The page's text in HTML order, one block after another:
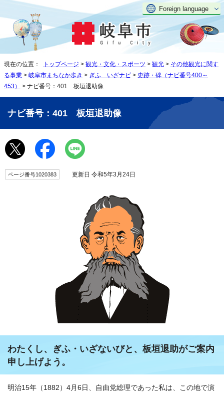
Foreign language
現在の位置： トップページ > 観光・文化・スポーツ > 観光 > その他観光に関す
る事業 > 岐阜市まちなか歩き > ぎふ いざナビ > 史跡・碑（ナビ番号400～
453）
> ナビ番号：401 板垣退助像
ナビ番号：401 板垣退助像
ページ番号1020383 更新日 令和5年3月24日
わたくし、ぎふ・いざないびと、板垣退助がご案内
申し上げよう。
明治15年（1882）4月6日、自由党総理であった私は、この地で演